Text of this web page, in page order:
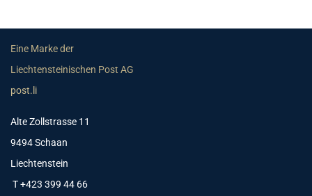
Eine Marke der
Liechtensteinischen Post AG
post.li
Alte Zollstrasse 11
9494 Schaan
Liechtenstein
T +423 399 44 66